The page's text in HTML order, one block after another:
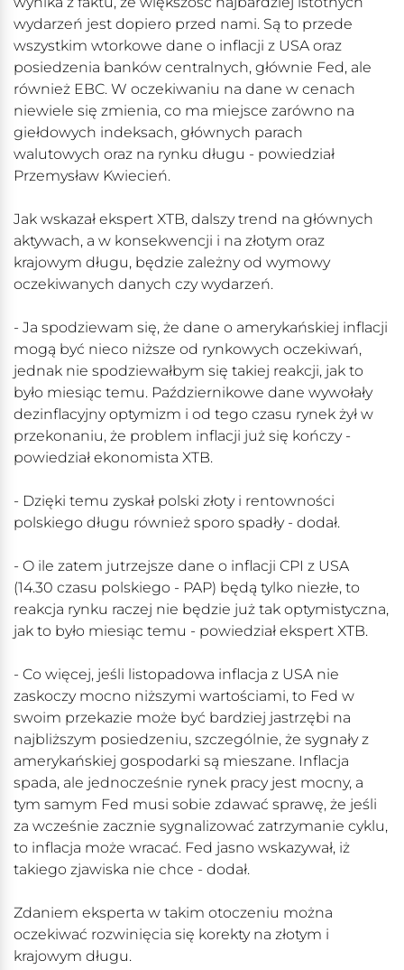
wydarzeń jest dopiero przed nami. Są to przede
wszystkim wtorkowe dane o inflacji z USA oraz
posiedzenia banków centralnych, głównie Fed, ale
również EBC. W oczekiwaniu na dane w cenach
niewiele się zmienia, co ma miejsce zarówno na
giełdowych indeksach, głównych parach
walutowych oraz na rynku długu - powiedział
Przemysław Kwiecień.
Jak wskazał ekspert XTB, dalszy trend na głównych
aktywach, a w konsekwencji i na złotym oraz
krajowym długu, będzie zależny od wymowy
oczekiwanych danych czy wydarzeń.
- Ja spodziewam się, że dane o amerykańskiej inflacji
mogą być nieco niższe od rynkowych oczekiwań,
jednak nie spodziewałbym się takiej reakcji, jak to
było miesiąc temu. Październikowe dane wywołały
dezinflacyjny optymizm i od tego czasu rynek żył w
przekonaniu, że problem inflacji już się kończy -
powiedział ekonomista XTB.
- Dzięki temu zyskał polski złoty i rentowności
polskiego długu również sporo spadły - dodał.
- O ile zatem jutrzejsze dane o inflacji CPI z USA
(14.30 czasu polskiego - PAP) będą tylko niezłe, to
reakcja rynku raczej nie będzie już tak optymistyczna,
jak to było miesiąc temu - powiedział ekspert XTB.
- Co więcej, jeśli listopadowa inflacja z USA nie
zaskoczy mocno niższymi wartościami, to Fed w
swoim przekazie może być bardziej jastrzębi na
najbliższym posiedzeniu, szczególnie, że sygnały z
amerykańskiej gospodarki są mieszane. Inflacja
spada, ale jednocześnie rynek pracy jest mocny, a
tym samym Fed musi sobie zdawać sprawę, że jeśli
za wcześnie zacznie sygnalizować zatrzymanie cyklu,
to inflacja może wracać. Fed jasno wskazywał, iż
takiego zjawiska nie chce - dodał.
Zdaniem eksperta w takim otoczeniu można
oczekiwać rozwinięcia się korekty na złotym i
krajowym długu.